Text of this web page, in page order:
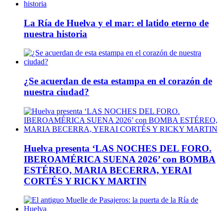
La Ría de Huelva y el mar: el latido eterno de
nuestra historia
¿Se acuerdan de esta estampa en el corazón de
nuestra ciudad?
Huelva presenta ‘LAS NOCHES DEL FORO.
IBEROAMÉRICA SUENA 2026’ con BOMBA
ESTÉREO, MARIA BECERRA, YERAI
CORTÉS Y RICKY MARTIN